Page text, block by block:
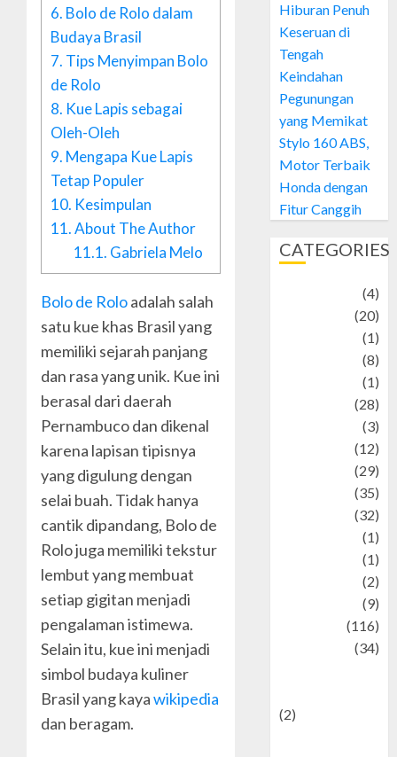
6. Bolo de Rolo dalam
Budaya Brasil
7. Tips Menyimpan Bolo
de Rolo
8. Kue Lapis sebagai
Oleh-Oleh
9. Mengapa Kue Lapis
Tetap Populer
10. Kesimpulan
11.About The Author
11.1. Gabriela Melo
Bolo de Roloadalah salah
satu kue khas Brasil yang
memiliki sejarah panjang
dan rasa yang unik. Kue ini
berasal dari daerah
Pernambuco dan dikenal
karena lapisan tipisnya
yang digulung dengan
selai buah. Tidak hanya
cantik dipandang, Bolo de
Rolo juga memiliki tekstur
lembut yang membuat
setiap gigitan menjadi
pengalaman istimewa.
Selain itu, kue ini menjadi
simbol budaya kuliner
Brasil yang kayawikipedia
dan beragam.
Hiburan Penuh
Keseruan di
Tengah
Keindahan
Pegunungan
yang Memikat
Stylo 160 ABS,
Motor Terbaik
Honda dengan
Fitur Canggih
CATEGORIES
(4)
(20)
(1)
(8)
(1)
(28)
(3)
(12)
(29)
(35)
(32)
(1)
(1)
(2)
(9)
(116)
(34)
(2)